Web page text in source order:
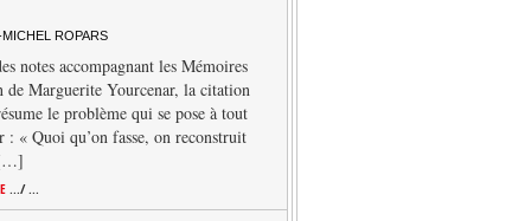
ROPARS
notes accompagnant les Mémoires
de Marguerite Yourcenar, la citation
le problème qui se pose à tout
: « Quoi qu’on fasse, on reconstruit
.../ ...